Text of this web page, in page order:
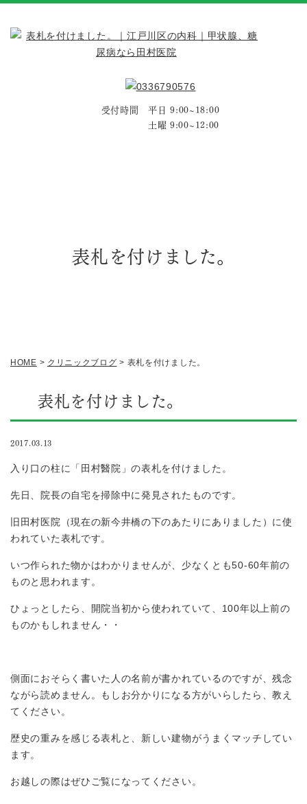
受付時間 平日 9:00~18:00
土曜 9:00~12:00
表札を付けました。
HOME > クリニックブログ > 表札を付けました。
表札を付けました。
2017.03.13
入り口の柱に「田村醫院」の表札を付けました。
先日、院長の自宅を掃除中に発見されたものです。
旧田村医院（現在の新今井橋の下のあたりにありました）に使
われていた表札です。
いつ作られた物かはわかりませんが、少なくとも50-60年前の
ものと思われます。
ひょっとしたら、開院当初から使われていて、100年以上前の
ものかもしれません・・
側面におそらく書いた人の名前が書かれているのですが、残念
ながら読めません。もしお分かりになる方がいらしたら、教え
てください。
歴史の重みを感じる表札と、新しい建物がうまくマッチしてい
ます。
お越しの際はぜひご覧になってください。